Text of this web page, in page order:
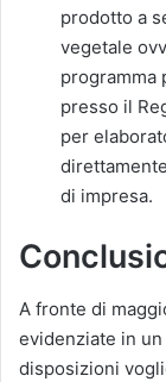
prodotto a
vegetale
programma
presso il
per
di impresa.
A fronte di
evidenziate in
disposizioni